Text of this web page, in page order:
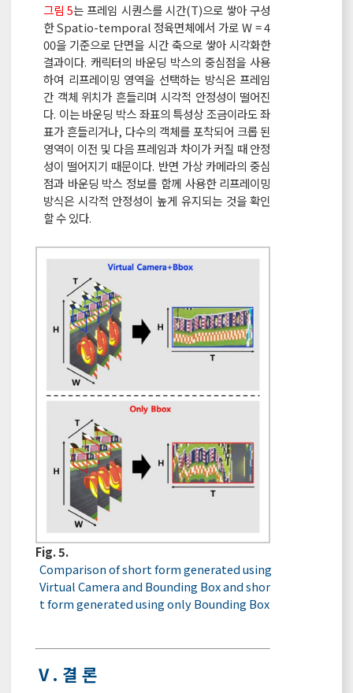
그림 5는 프레임 시퀀스를 시간(T)으로 쌓아 구성
한 Spatio-temporal 정육면체에서 가로 W = 4
00을 기준으로 단면을 시간 축으로 쌓아 시각화한
결과이다. 캐릭터의 바운딩 박스의 중심점을 사용
하여 리프레이밍 영역을 선택하는 방식은 프레임
간 객체 위치가 흔들리며 시각적 안정성이 떨어진
다. 이는 바운딩 박스 좌표의 특성상 조금이라도 좌
표가 흔들리거나, 다수의 객체를 포착되어 크롭 된
영역이 이전 및 다음 프레임과 차이가 커질 때 안정
성이 떨어지기 때문이다. 반면 가상 카메라의 중심
점과 바운딩 박스 정보를 함께 사용한 리프레이밍
방식은 시각적 안정성이 높게 유지되는 것을 확인
할 수 있다.
Fig. 5.
Comparison of short form generated using
Virtual Camera and Bounding Box and shor
t form generated using only Bounding Box
Ⅴ. 결 론